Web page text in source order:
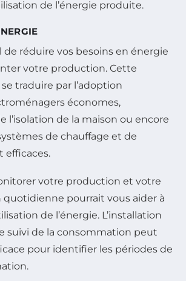
de l’énergie produite.
de réduire vos besoins en énergie
votre production. Cette
traduire par l’adoption
économes,
l’isolation de la maison ou encore
de chauffage et de
efficaces.
votre production et votre
pourrait vous aider à
de l’énergie. L’installation
suivi de la consommation peut
pour identifier les périodes de